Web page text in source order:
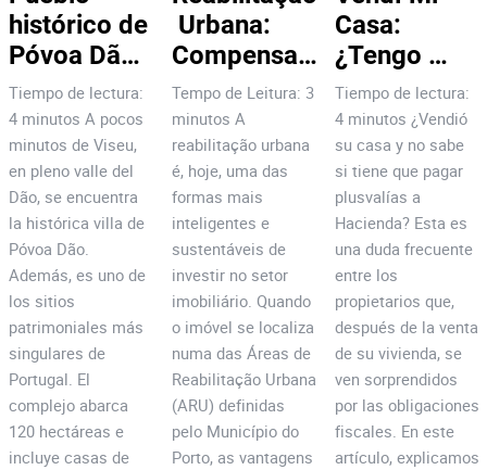
histórico de
Póvoa Dão:
¡7 razones
para
invertir!
Tiempo de lectura:
4 minutos A pocos
minutos de Viseu,
en pleno valle del
Dão, se encuentra
la histórica villa de
Póvoa Dão.
Además, es uno de
los sitios
patrimoniales más
singulares de
Portugal. El
complejo abarca
120 hectáreas e
incluye casas de
Urbana:
Compensa
Investir no
Centro do
Porto?
Tempo de Leitura: 3
minutos A
reabilitação urbana
é, hoje, uma das
formas mais
inteligentes e
sustentáveis de
investir no setor
imobiliário. Quando
o imóvel se localiza
numa das Áreas de
Reabilitação Urbana
(ARU) definidas
pelo Município do
Porto, as vantagens
Casa:
¿Tengo
Que Pagar
Plusvalías?
Tiempo de lectura:
4 minutos ¿Vendió
su casa y no sabe
si tiene que pagar
plusvalías a
Hacienda? Esta es
una duda frecuente
entre los
propietarios que,
después de la venta
de su vivienda, se
ven sorprendidos
por las obligaciones
fiscales. En este
artículo, explicamos